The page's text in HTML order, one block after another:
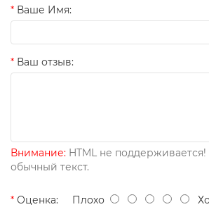
Ваше Имя:
Ваш отзыв:
Внимание: HTML не
обычный текст.
Оценка: Плохо